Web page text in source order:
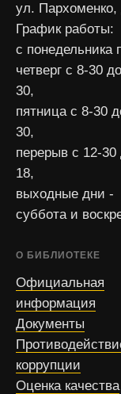
ул. Пархоменко,
График работы:
с понедельника
четверг с 8-30
30,
пятница с 8-30
30,
перерыв с 12-30
18,
выходные дни -
суббота и
О БИБЛИОТЕКЕ
Официальная
информация
Документы
коррупции
Оценка качества